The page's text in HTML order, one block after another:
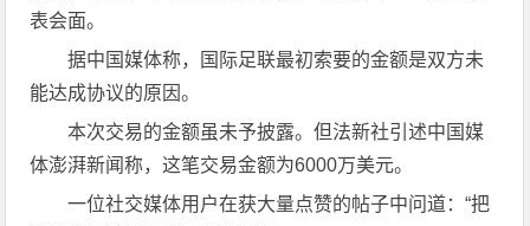
表会面。
据中国媒体称，国际足联最初索要的金额是双方未
能达成协议的原因。
本次交易的金额虽未予披露。但法新社引述中国媒
体澎湃新闻称，这笔交易金额为6000万美元。
一位社交媒体用户在获大量点赞的帖子中问道：“把